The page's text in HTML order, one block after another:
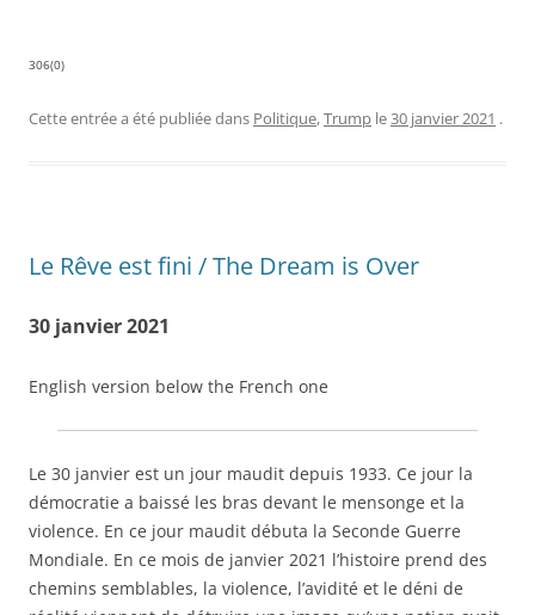
306(0)
Cette entrée a été publiée dans Politique,Trump le30 janvier 2021 .
Le Rêve est fini / The Dream is Over
30 janvier 2021
English version below the French one
Le 30 janvier est un jour maudit depuis 1933. Ce jour la
démocratie a baissé les bras devant le mensonge et la
violence. En ce jour maudit débuta la Seconde Guerre
Mondiale. En ce mois de janvier 2021 l’histoire prend des
chemins semblables, la violence, l’avidité et le déni de